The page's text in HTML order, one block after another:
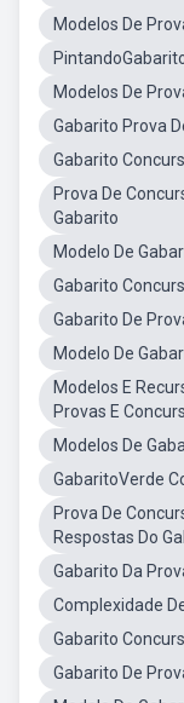
Modelos De
Modelos De
Gabarito Prova
Gabarito
Prova De
Gabarito
Modelo De
Gabarito
Gabarito De
Modelo De
Modelos E
Provas E
Modelos De
GabaritoVerde
Prova De
Respostas Do
Gabarito Da
Complexidade
Gabarito
Gabarito De